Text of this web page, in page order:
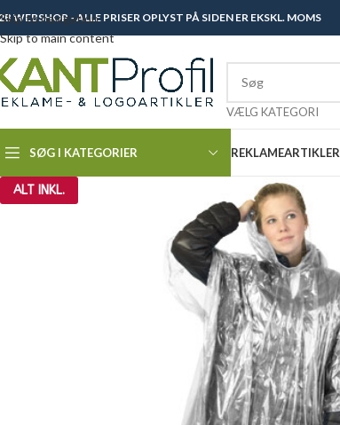
Skip to navigation
Skip to main content
WEBSHOP - ALLE PRISER OPLYST PÅ SIDEN ER EKSKL. MOMS
VÆLG KATEGORI
SØG I KATEGORIER REKLAMEARTIKLER
ALT INKL.